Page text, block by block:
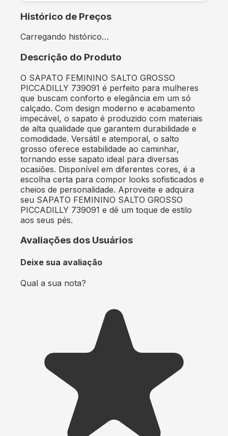
Histórico de Preços
Carregando histórico…
Descrição do Produto
O SAPATO FEMININO SALTO GROSSO
PICCADILLY 739091 é perfeito para mulheres
que buscam conforto e elegância em um só
calçado. Com design moderno e acabamento
impecável, o sapato é produzido com materiais
de alta qualidade que garantem durabilidade e
comodidade. Versátil e atemporal, o salto
grosso oferece estabilidade ao caminhar,
tornando esse sapato ideal para diversas
ocasiões. Disponível em diferentes cores, é a
escolha certa para compor looks sofisticados e
cheios de personalidade. Aproveite e adquira
seu SAPATO FEMININO SALTO GROSSO
PICCADILLY 739091 e dê um toque de estilo
aos seus pés.
Avaliações dos Usuários
Deixe sua avaliação
Qual a sua nota?